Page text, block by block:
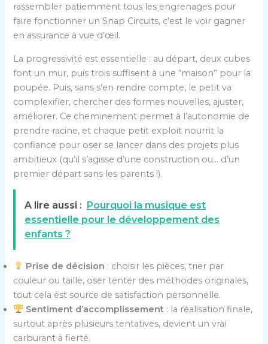
rassembler patiemment tous les engrenages pour
faire fonctionner un Snap Circuits, c’est le voir gagner
en assurance à vue d’œil.
La progressivité est essentielle : au départ, deux cubes
font un mur, puis trois suffisent à une “maison” pour la
poupée. Puis, sans s’en rendre compte, le petit va
complexifier, chercher des formes nouvelles, ajuster,
améliorer. Ce cheminement permet à l’autonomie de
prendre racine, et chaque petit exploit nourrit la
confiance pour oser se lancer dans des projets plus
ambitieux (qu’il s’agisse d’une construction ou… d’un
premier départ sans les parents !).
A lire aussi : Pourquoi la musique est
essentielle pour le développement des
enfants ?
Prise de décision : choisir les pièces, trier par
couleur ou taille, oser tenter des méthodes originales,
tout cela est source de satisfaction personnelle.
Sentiment d’accomplissement : la réalisation finale,
surtout après plusieurs tentatives, devient un vrai
carburant à fierté.